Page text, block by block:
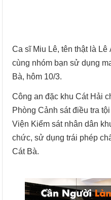
Ca sĩ Miu Lê, tên thật là Lê
cùng nhóm bạn sử dụng
Bà, hôm 10/3.
Công an đặc khu Cát Hải
Phòng Cảnh sát điều tra
Viện Kiểm sát nhân dân
chức, sử dụng trái phép
Cát Bà.